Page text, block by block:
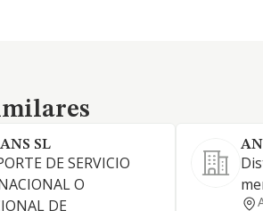
SL
DE SERVICIO
O
DE